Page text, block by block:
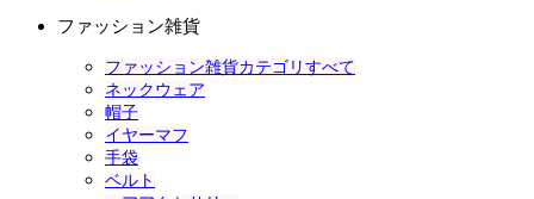
ファッション雑貨
ファッション雑貨カテゴリすべて
ネックウェア
帽子
イヤーマフ
手袋
ベルト